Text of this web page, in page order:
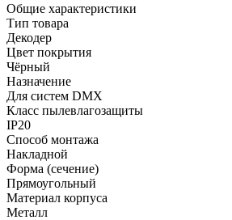
Общие характеристики
Тип товара
Декодер
Цвет покрытия
Чёрный
Назначение
Для систем DMX
Класс пылевлагозащиты
IP20
Способ монтажа
Накладной
Форма (сечение)
Прямоугольный
Материал корпуса
Металл